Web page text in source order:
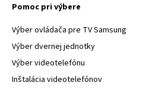
Pomoc pri výbere
Výber ovládača pre TV Samsung
Výber dvernej jednotky
Výber videotelefónu
Inštalácia videotelefónov